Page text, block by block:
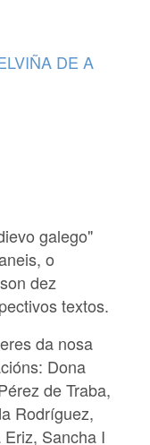
DE A
galego"
o
dez
textos.
da nosa
Dona
de Traba,
Rodríguez,
Sancha I